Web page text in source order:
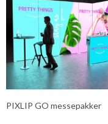
PIXLIP GO messepakker